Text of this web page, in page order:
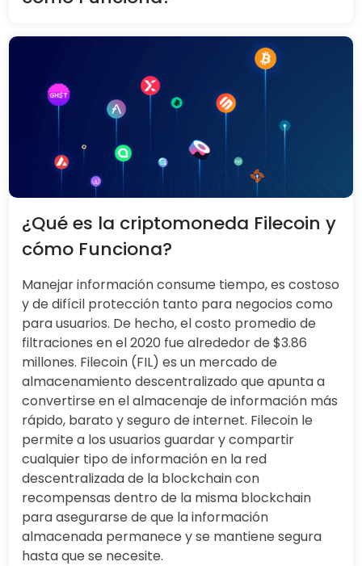
¿Qué es la criptomoneda Filecoin y
cómo Funciona?
Manejar información consume tiempo, es costoso
y de difícil protección tanto para negocios como
para usuarios. De hecho, el costo promedio de
filtraciones en el 2020 fue alrededor de $3.86
millones. Filecoin (FIL) es un mercado de
almacenamiento descentralizado que apunta a
convertirse en el almacenaje de información más
rápido, barato y seguro de internet. Filecoin le
permite a los usuarios guardar y compartir
cualquier tipo de información en la red
descentralizada de la blockchain con
recompensas dentro de la misma blockchain
para asegurarse de que la información
almacenada permanece y se mantiene segura
hasta que se necesite.